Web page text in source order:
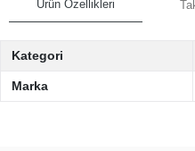
Ürün Özellikleri
Kategori
Marka